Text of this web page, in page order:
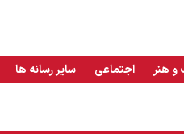
و هنر اجتماعی سایر رسانه ها